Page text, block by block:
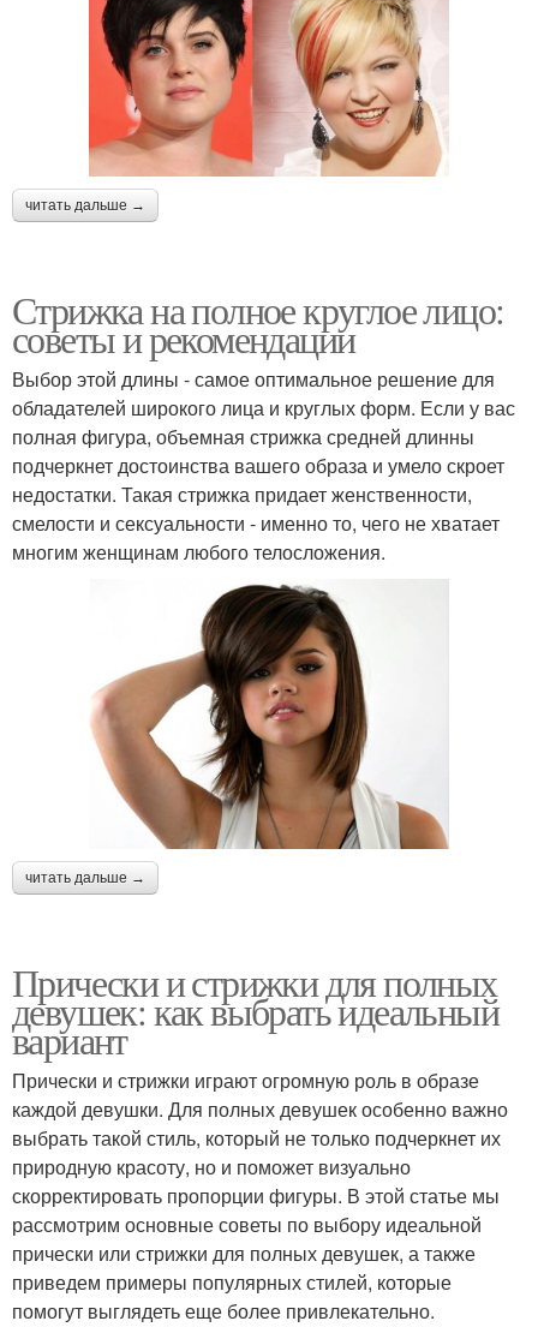
читать дальше →
Стрижка на полное круглое лицо:
советы и рекомендации
Выбор этой длины - самое оптимальное решение для
обладателей широкого лица и круглых форм. Если у вас
полная фигура, объемная стрижка средней длинны
подчеркнет достоинства вашего образа и умело скроет
недостатки. Такая стрижка придает женственности,
смелости и сексуальности - именно то, чего не хватает
многим женщинам любого телосложения.
читать дальше →
Прически и стрижки для полных
девушек: как выбрать идеальный
вариант
Прически и стрижки играют огромную роль в образе
каждой девушки. Для полных девушек особенно важно
выбрать такой стиль, который не только подчеркнет их
природную красоту, но и поможет визуально
скорректировать пропорции фигуры. В этой статье мы
рассмотрим основные советы по выбору идеальной
прически или стрижки для полных девушек, а также
приведем примеры популярных стилей, которые
помогут выглядеть еще более привлекательно.